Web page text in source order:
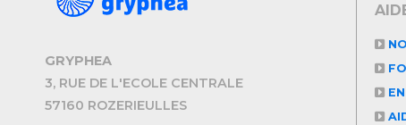
GRYPHEA
3, RUE DE L'ECOLE CENTRALE
57160 ROZERIEULLES